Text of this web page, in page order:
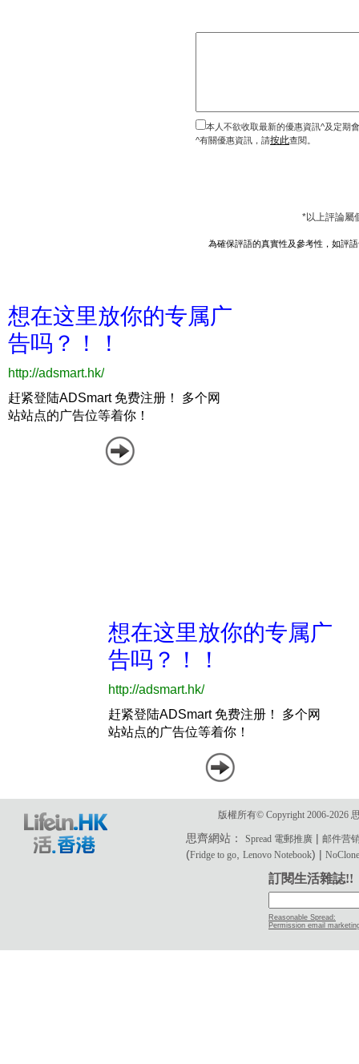
本人不欲收取最新的優惠資訊^及定期
^有關優惠資訊，請按此查閱。
*以上評論屬
為確保評語的真實性及參考性，如評
版權所有© Copyright 2006-2026
思齊網站：Spread 電郵推廣 |邮件营
(Fridge to go ,Lenovo Notebook) |